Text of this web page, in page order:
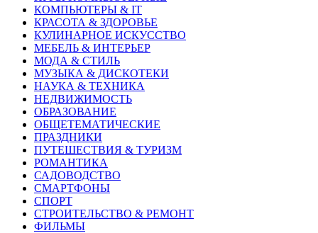
КОМПЬЮТЕРЫ & IT
КРАСОТА & ЗДОРОВЬЕ
КУЛИНАРНОЕ ИСКУССТВО
МЕБЕЛЬ & ИНТЕРЬЕР
МОДА & СТИЛЬ
МУЗЫКА & ДИСКОТЕКИ
НАУКА & ТЕХНИКА
НЕДВИЖИМОСТЬ
ОБРАЗОВАНИЕ
ОБЩЕТЕМАТИЧЕСКИЕ
ПРАЗДНИКИ
ПУТЕШЕСТВИЯ & ТУРИЗМ
РОМАНТИКА
САДОВОДСТВО
СМАРТФОНЫ
СПОРТ
СТРОИТЕЛЬСТВО & РЕМОНТ
ФИЛЬМЫ